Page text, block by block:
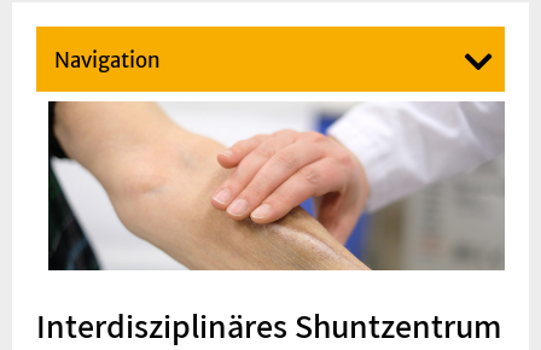
Navigation
Interdisziplinäres Shuntzentrum